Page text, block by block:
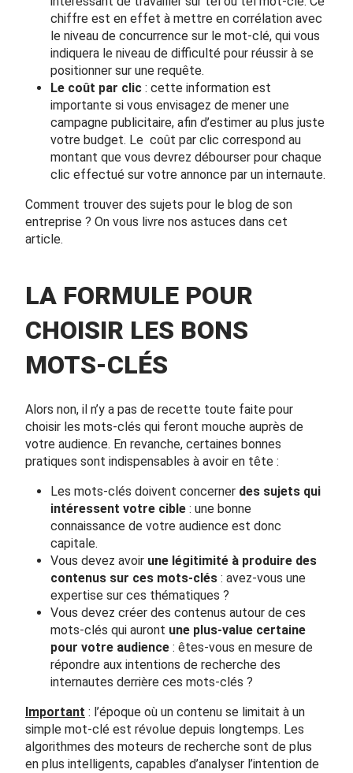
chiffre est en effet à mettre en corrélation avec
le niveau de concurrence sur le mot-clé, qui vous
indiquera le niveau de difficulté pour réussir à se
positionner sur une requête.
Le coût par clic : cette information est
importante si vous envisagez de mener une
campagne publicitaire, afin d’estimer au plus juste
votre budget. Le coût par clic correspond au
montant que vous devrez débourser pour chaque
clic effectué sur votre annonce par un internaute.
Comment trouver des sujets pour le blog de son
entreprise ? On vous livre nos astuces dans cet
article.
LA FORMULE POUR
CHOISIR LES BONS
MOTS-CLÉS
Alors non, il n’y a pas de recette toute faite pour
choisir les mots-clés qui feront mouche auprès de
votre audience. En revanche, certaines bonnes
pratiques sont indispensables à avoir en tête :
Les mots-clés doivent concerner des sujets qui
intéressent votre cible : une bonne
connaissance de votre audience est donc
capitale.
Vous devez avoir une légitimité à produire des
contenus sur ces mots-clés : avez-vous une
expertise sur ces thématiques ?
Vous devez créer des contenus autour de ces
mots-clés qui auront une plus-value certaine
pour votre audience : êtes-vous en mesure de
répondre aux intentions de recherche des
internautes derrière ces mots-clés ?
Important : l’époque où un contenu se limitait à un
simple mot-clé est révolue depuis longtemps. Les
algorithmes des moteurs de recherche sont de plus
en plus intelligents, capables d’analyser l’intention de